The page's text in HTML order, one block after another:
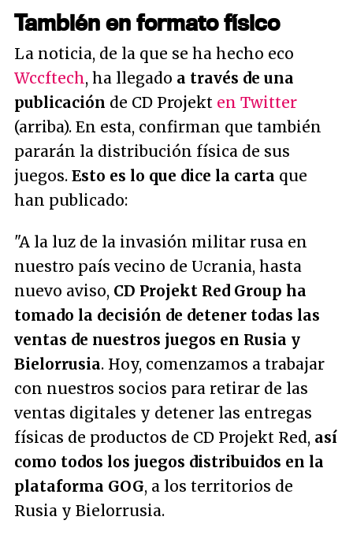
También en formato físico
La noticia, de la que se ha hecho eco
Wccftech, ha llegado a través de una
publicación de CD Projekt en Twitter
(arriba). En esta, confirman que también
pararán la distribución física de sus
juegos. Esto es lo que dice la carta que
han publicado:
"A la luz de la invasión militar rusa en
nuestro país vecino de Ucrania, hasta
nuevo aviso, CD Projekt Red Group ha
tomado la decisión de detener todas las
ventas de nuestros juegos en Rusia y
Bielorrusia. Hoy, comenzamos a trabajar
con nuestros socios para retirar de las
ventas digitales y detener las entregas
físicas de productos de CD Projekt Red, así
como todos los juegos distribuidos en la
plataforma GOG, a los territorios de
Rusia y Bielorrusia.